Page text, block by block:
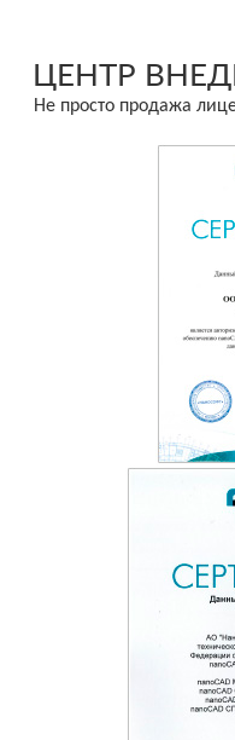
ЦЕНТР
Не просто продажа